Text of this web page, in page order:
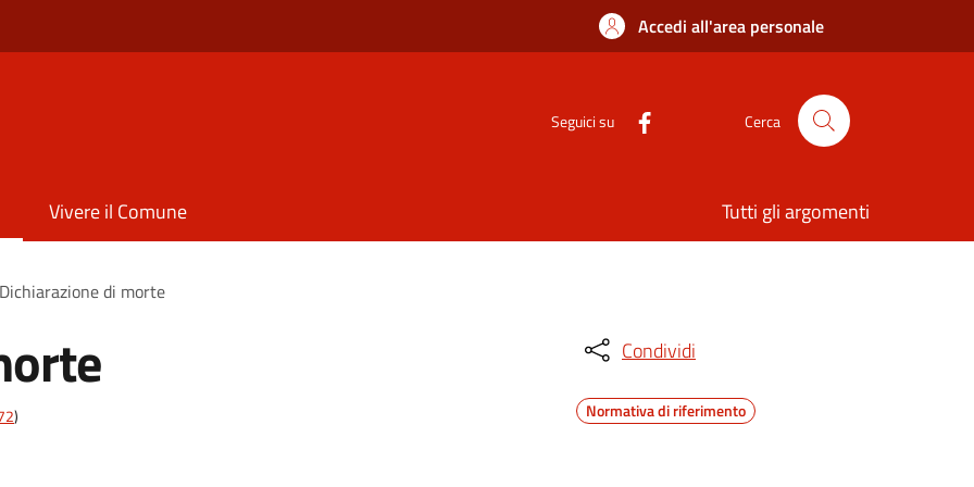
Accedi all'area personale
Seguici su Cerca
Vivere il Comune Tutti gli argomenti
Dichiarazione di morte
)
Condividi
Normativa di riferimento